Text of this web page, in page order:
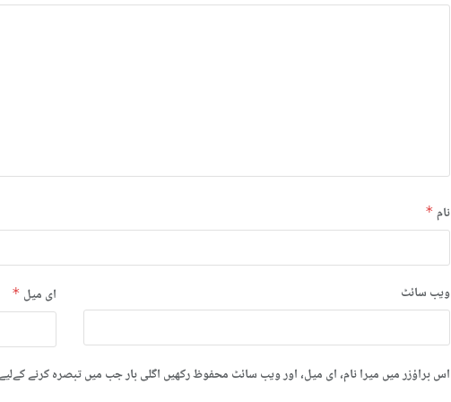
نام *
ای میل * ویب‌ سائٹ
اس براؤزر میں میرا نام، ای میل، اور ویب سائٹ محفوظ رکھیں اگلی بار جب میں تبصرہ کرنے